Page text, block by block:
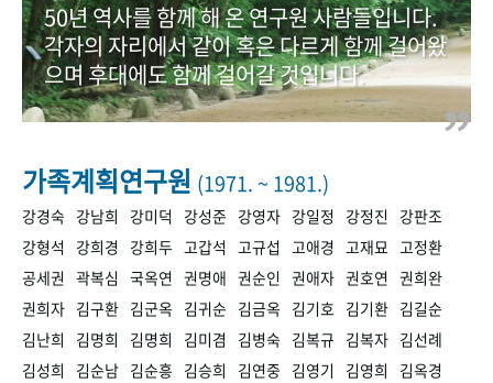
사진 아카이브 문서 기록물 행정박물 영상 기록물
50+1주년 기념
+1
VR 역사관
50년 역사를 함께 해 온 연구원 사람들입니다.
각자의 자리에서 같이 혹은 다르게 함께 걸어왔
으며 후대에도 함께 걸어갈 것입니다.
가족계획연구원 (1971. ~ 1981.)
강경숙 강남희 강미덕 강성준 강영자 강일정 강정진
강판조
강형석
강희경 강희두 고갑석 고규섭 고애경 고재묘 고정환
공세권 곽복심 국옥연 권명애 권순인 권애자 권호연 권희완
권희자 김구환 김군옥 김귀순 김금옥 김기호 김기환 김길순
김난희
김명희 김명희 김미겸 김병숙 김복규 김복자 김선례
김성희
김순남 김순흥 김승희 김연중 김영기 김영희
김옥경